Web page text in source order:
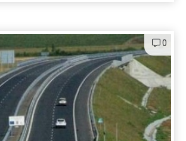
0